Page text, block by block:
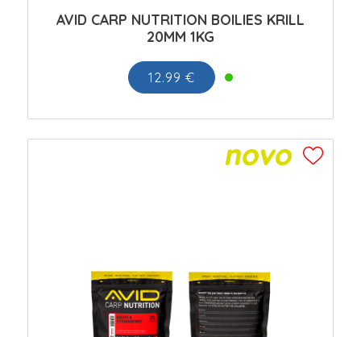
AVID CARP NUTRITION BOILIES KRILL
20MM 1KG
12.99 €